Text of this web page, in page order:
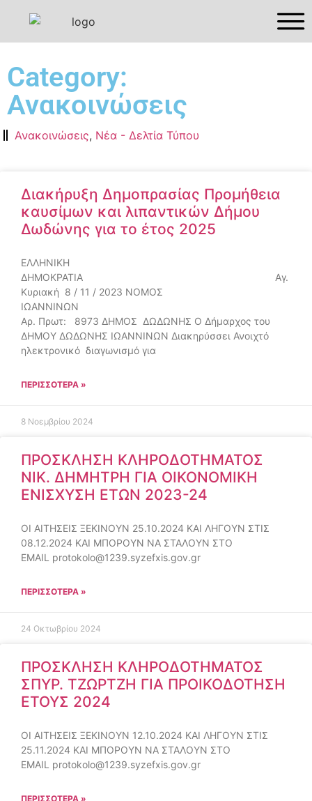
Category:
Ανακοινώσεις
Ανακοινώσεις, Νέα - Δελτία Τύπου
Διακήρυξη Δημοπρασίας Προμήθεια
καυσίμων και λιπαντικών Δήμου
Δωδώνης για το έτος 2025
ΕΛΛΗΝΙΚΗ
ΔΗΜΟΚΡΑΤΙΑ Αγ.
Κυριακή 8 / 11 / 2023 ΝΟΜΟΣ
ΙΩΑΝΝΙΝΩΝ
Αρ. Πρωτ: 8973 ΔΗΜΟΣ ΔΩΔΩΝΗΣ Ο Δήμαρχος του
ΔΗΜΟΥ ΔΩΔΩΝΗΣ ΙΩΑΝΝΙΝΩΝ Διακηρύσσει Ανοιχτό
ηλεκτρονικό διαγωνισμό για
ΠΕΡΙΣΣΌΤΕΡΑ »
8 Νοεμβρίου 2024
ΠΡΟΣΚΛΗΣΗ ΚΛΗΡΟΔΟΤΗΜΑΤΟΣ
ΝΙΚ. ΔΗΜΗΤΡΗ ΓΙΑ ΟΙΚΟΝΟΜΙΚΗ
ΕΝΙΣΧΥΣΗ ΕΤΩΝ 2023-24
ΟΙ ΑΙΤΗΣΕΙΣ ΞΕΚΙΝΟΥΝ 25.10.2024 ΚΑΙ ΛΗΓΟΥΝ ΣΤΙΣ
08.12.2024 ΚΑΙ ΜΠΟΡΟΥΝ ΝΑ ΣΤΑΛΟΥΝ ΣΤΟ
EMAIL protokolo@1239.syzefxis.gov.gr
ΠΕΡΙΣΣΌΤΕΡΑ »
24 Οκτωβρίου 2024
ΠΡΟΣΚΛΗΣΗ ΚΛΗΡΟΔΟΤΗΜΑΤΟΣ
ΣΠΥΡ. ΤΖΩΡΤΖΗ ΓΙΑ ΠΡΟΙΚΟΔΟΤΗΣΗ
ΕΤΟΥΣ 2024
ΟΙ ΑΙΤΗΣΕΙΣ ΞΕΚΙΝΟΥΝ 12.10.2024 ΚΑΙ ΛΗΓΟΥΝ ΣΤΙΣ
25.11.2024 ΚΑΙ ΜΠΟΡΟΥΝ ΝΑ ΣΤΑΛΟΥΝ ΣΤΟ
EMAIL protokolo@1239.syzefxis.gov.gr
ΠΕΡΙΣΣΌΤΕΡΑ »